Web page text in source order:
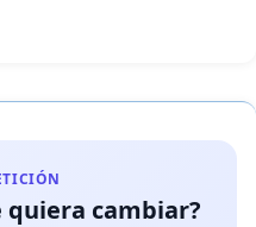
quiera cambiar?